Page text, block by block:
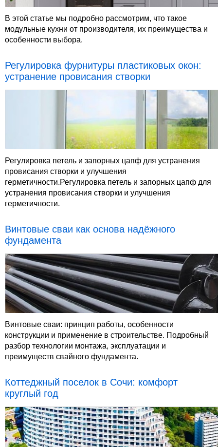
В этой статье мы подробно рассмотрим, что такое
модульные кухни от производителя, их преимущества и
особенности выбора.
Регулировка фурнитуры пластиковых окон:
устранение провисания створки
Регулировка петель и запорных цапф для устранения
провисания створки и улучшения
герметичности.Регулировка петель и запорных цапф для
устранения провисания створки и улучшения
герметичности.
Винтовые сваи как основа надёжного
фундамента
Винтовые сваи: принцип работы, особенности
конструкции и применение в строительстве. Подробный
разбор технологии монтажа, эксплуатации и
преимуществ свайного фундамента.
Коттеджный поселок в Сочи: комфорт
круглый год